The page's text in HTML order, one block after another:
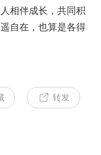
相伴成长，共同积
自在，也算是各得
转发